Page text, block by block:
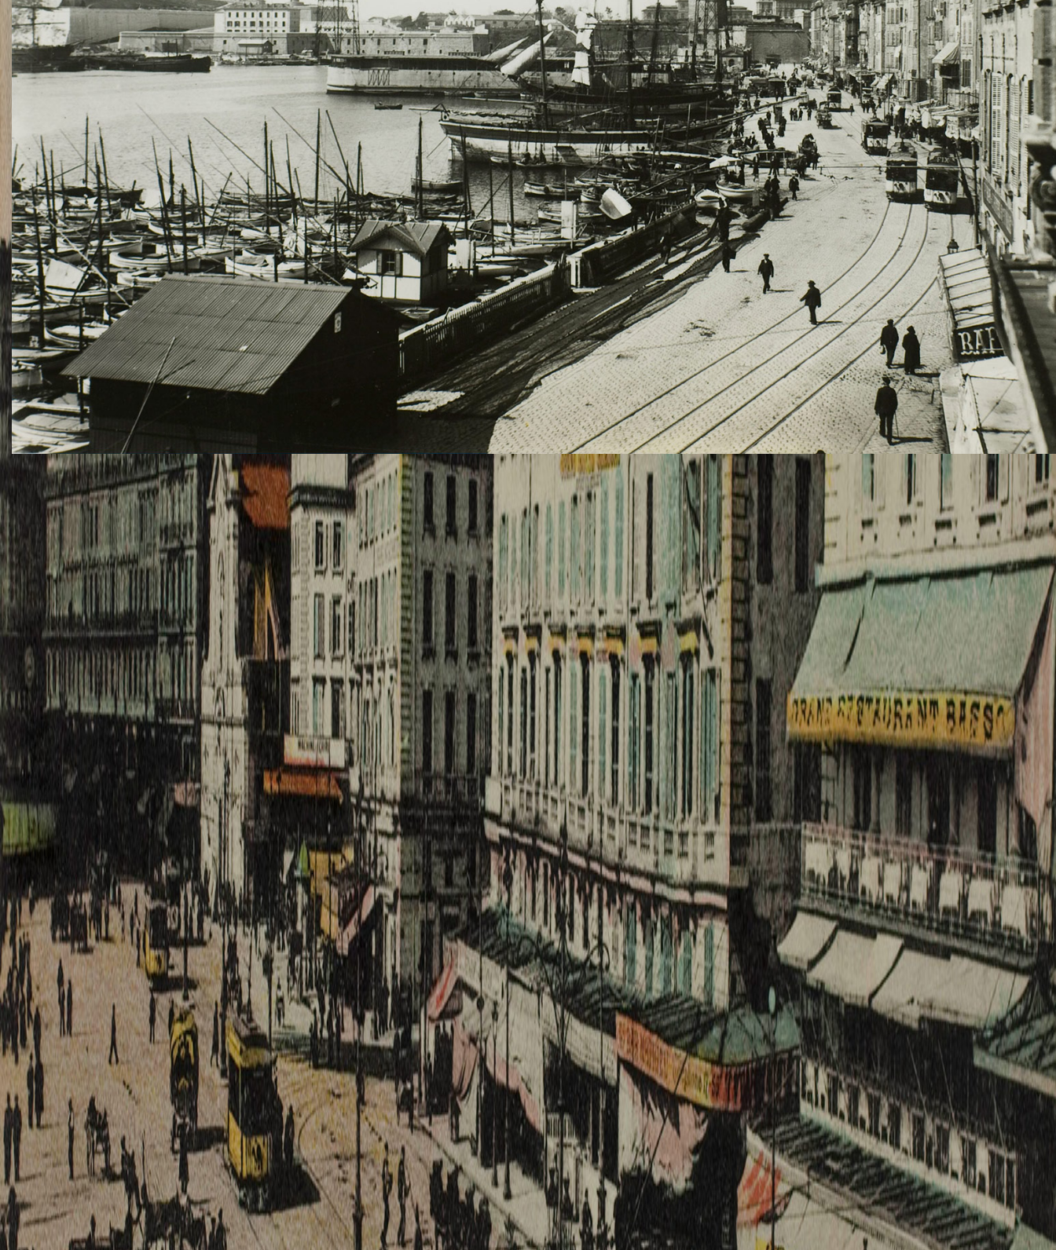
TWITTER TUMBLR